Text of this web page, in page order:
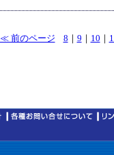
≪ 前のページ 8 ｜ 9 ｜ 10 ｜